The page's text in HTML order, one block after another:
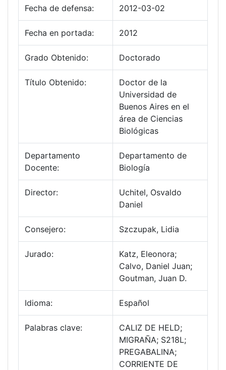
Fecha de defensa: 2012-03-02
Fecha en portada: 2012
Grado Obtenido: Doctorado
Título Obtenido:
Doctor de la
Universidad de
Buenos Aires en el
área de Ciencias
Biológicas
Departamento
Docente:
Departamento de
Biología
Director:
Uchitel, Osvaldo
Daniel
Consejero: Szczupak, Lidia
Jurado:
Katz, Eleonora;
Calvo, Daniel Juan;
Goutman, Juan D.
Idioma: Español
Palabras clave:
CALIZ DE HELD;
MIGRAÑA; S218L;
PREGABALINA;
CORRIENTE DE